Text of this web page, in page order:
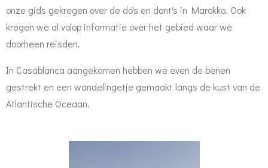
onze gids gekregen over de do's en dont's in Marokko. Ook
kregen we al volop informatie over het gebied waar we
doorheen reisden.
In Casablanca aangekomen hebben we even de benen
gestrekt en een wandelingetje gemaakt langs de kust van de
Atlantische Oceaan.